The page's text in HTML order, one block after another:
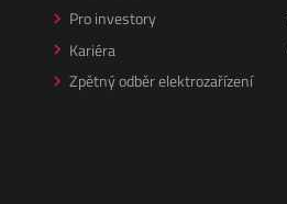
Pro investory
Kariéra
Zpětný odběr elektrozařízení